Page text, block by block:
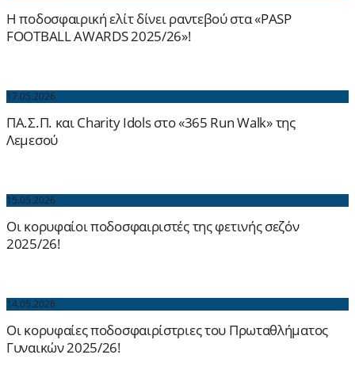
Η ποδοσφαιρική ελίτ δίνει ραντεβού στα «PASP
FOOTBALL AWARDS 2025/26»!
17.05.2026
ΠΑ.Σ.Π. και Charity Idols στο «365 Run Walk» της
Λεμεσού
15.05.2026
Οι κορυφαίοι ποδοσφαιριστές της φετινής σεζόν
2025/26!
14.05.2026
Οι κορυφαίες ποδοσφαιρίστριες του Πρωταθλήματος
Γυναικών 2025/26!